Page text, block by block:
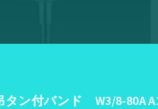
ン付バンド W3/8-80A